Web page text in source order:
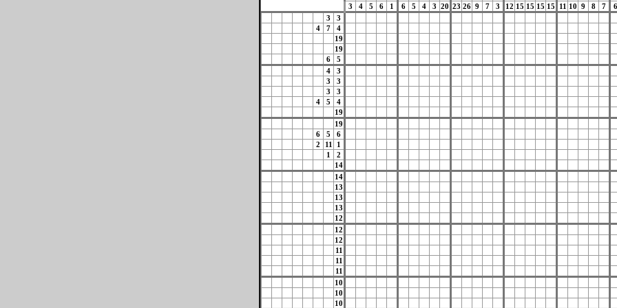
3
4 5 6 1 6 5 4 3 20 23 26 9 7 3 12 15 15 15 15 11 10 9 8 7 6
3
3
4
7
4
19
19
6
5
4
3
3
3
3
3
4
5
4
19
19
6
5
6
2
11
1
1
2
14
14
13
13
13
12
12
12
11
11
11
10
10
10